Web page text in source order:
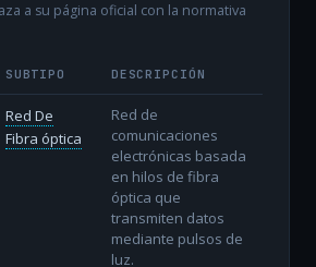
a su página oficial con la normativa
SUBTIPO DESCRIPCIÓN
Red De
Fibra óptica
Red de
comunicaciones
electrónicas basada
en hilos de fibra
óptica que
transmiten datos
mediante pulsos de
luz.